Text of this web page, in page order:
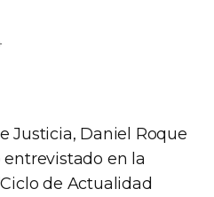
Justicia, Daniel Roque
en la
de Actualidad